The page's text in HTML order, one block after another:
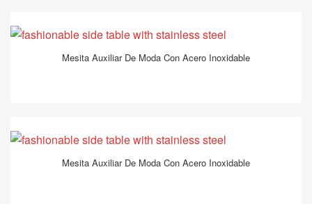
Mesita Auxiliar De Moda Con Acero Inoxidable
Mesita Auxiliar De Moda Con Acero Inoxidable